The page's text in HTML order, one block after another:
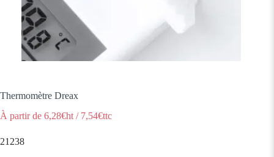
Thermomètre Dreax
À partir de 6,28€ht / 7,54€ttc
21238